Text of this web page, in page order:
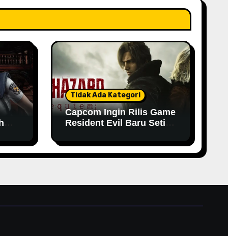
Tidak Ada Kategori
Capcom Ingin Rilis Game
Resident Evil Baru Setiap